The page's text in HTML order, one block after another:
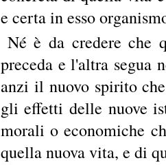
e certa in esso
Né è da credere che
preceda e l'altra segua
anzi il nuovo spirito
gli effetti delle nuove
morali o economiche
quella nuova vita, e di